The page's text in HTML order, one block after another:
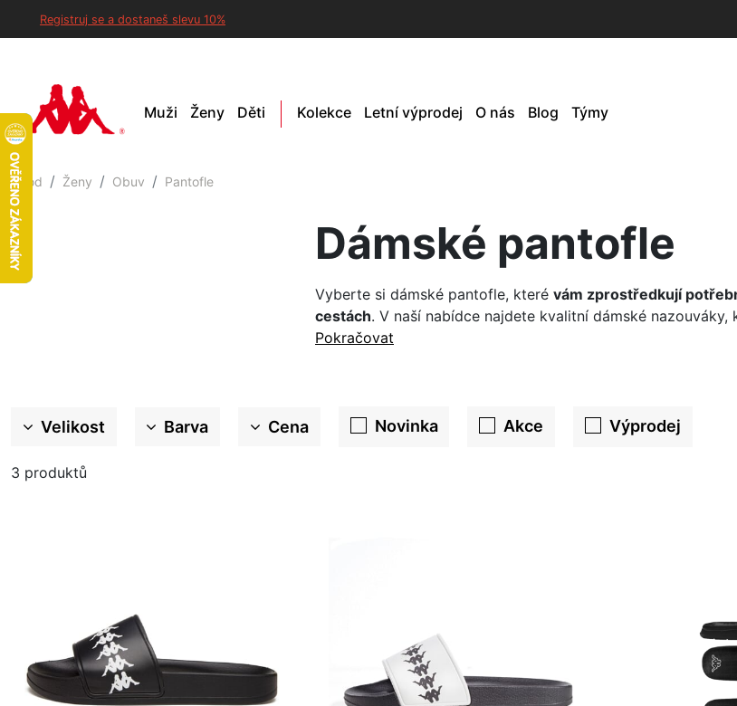
Registruj se a dostaneš slevu 10%
Muži Ženy Děti Kolekce Letní výprodej O nás Blog Týmy
Úvod Ženy Obuv Pantofle
Dámské pantofle
Vyberte si dámské pantofle, které vám zprostředkují
cestách. V naší nabídce najdete kvalitní dámské nazouváky,
Pokračovat
Velikost Barva Cena Novinka Akce Výprodej
3 produktů